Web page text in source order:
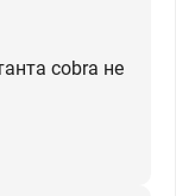
cobra не